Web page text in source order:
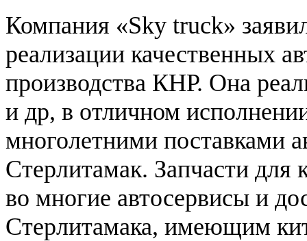
Компания «Sky truck»
реализации качественных
производства КНР. Она
и др, в отличном
многолетними поставками
Стерлитамак. Запчасти для
во многие автосервисы и
Стерлитамака, имеющим